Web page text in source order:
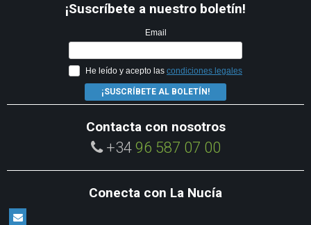
¡Suscríbete a nuestro boletín!
Email
He leído y acepto las condiciones legales
¡SUSCRÍBETE AL BOLETÍN!
Contacta con nosotros
+34 96 587 07 00
Conecta con La Nucía